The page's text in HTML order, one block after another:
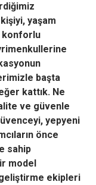
yaşam
konforlu
başta
kattık. Ne
ve güvenle
yepyeni
önce
sahip
model
ekipleri